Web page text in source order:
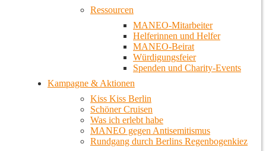
Ressourcen
MANEO-Mitarbeiter
Helferinnen und Helfer
MANEO-Beirat
Würdigungsfeier
Spenden und Charity-Events
Kampagne & Aktionen
Kiss Kiss Berlin
Schöner Cruisen
Was ich erlebt habe
MANEO gegen Antisemitismus
Rundgang durch Berlins Regenbogenkiez